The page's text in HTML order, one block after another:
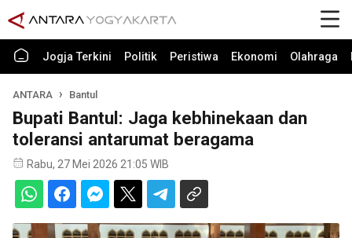
Jogja Terkini Politik Peristiwa Ekonomi Olahraga
ANTARA Bantul
Bupati Bantul: Jaga kebhinekaan dan
toleransi antarumat beragama
Rabu, 27 Mei 2026 21:05 WIB